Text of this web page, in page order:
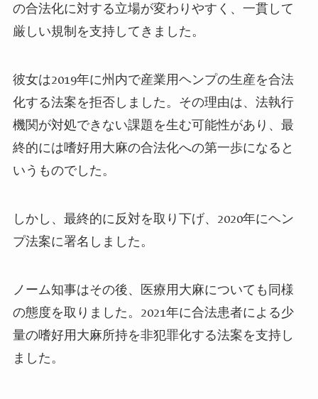
の合法化に対する立場が変わりやすく、一貫して
厳しい規制を支持してきました。
彼女は2019年に州内で産業用ヘンプの生産を合法
化する法案を拒否しました。その理由は、法執行
機関が対処できない課題を生む可能性があり、最
終的には嗜好用大麻の合法化への第一歩になると
いうものでした。
しかし、最終的に反対を取り下げ、2020年にヘン
プ法案に署名しました。
ノーム知事はその後、医療用大麻についても同様
の態度を取りました。2021年に合法患者による少
量の嗜好用大麻所持を非犯罪化する法案を支持し
ました。